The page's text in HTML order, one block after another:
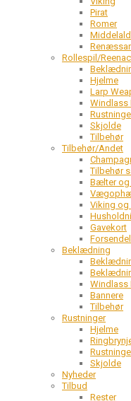
Pirat
Romer
Rollespil/
Hjelme
Larp
Windlass
Skjolde
Tilbehør
Tilbehør/Andet
Tilbehør
Bælter
Viking
Gavekort
Beklædning
Windlass
Bannere
Tilbehør
Rustninger
Hjelme
Skjolde
Nyheder
Tilbud
Rester